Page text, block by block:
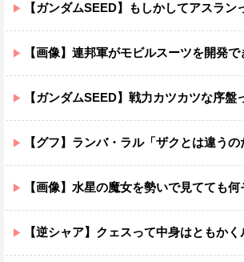
【ガンダムSEED】もしかしてアスランって言葉にするのが下手なだけ
【画像】連邦軍がモビルスーツを開発できなかった世界線の
【ガンダムSEED】戦力カツカツな序盤ってガンダムの中
【グフ】ランバ・ラル「ザクとは違うのだ
【画像】水星の魔女を勢いで見てても何それ…ってなる
【逆シャア】クェスって中身はともかくルック